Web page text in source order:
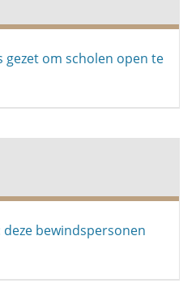
gezet om scholen open te
deze bewindspersonen